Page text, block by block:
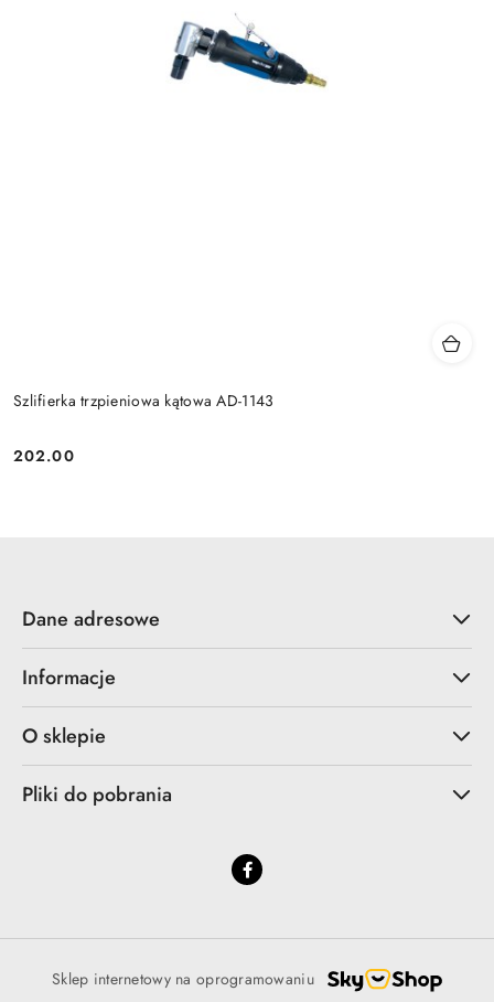
Szlifierka trzpieniowa kątowa AD-1143
Cena:
202.00
Dane adresowe
Informacje
O sklepie
Pliki do pobrania
Sklep internetowy na oprogramowaniu